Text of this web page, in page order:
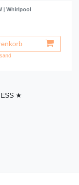
| Whirlpool
★